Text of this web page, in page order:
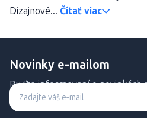
Dizajnové... Čítať viac
Novinky e-mailom
Buďte informovaní o novinkách